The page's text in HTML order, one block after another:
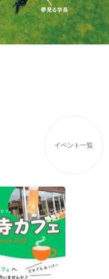
イベント一覧